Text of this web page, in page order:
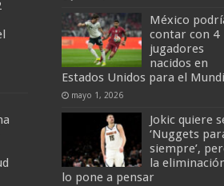
México
contar con 4
jugadores
nacidos en
Estados Unidos para el
mayo 1, 2026
Jokic quiere
‘Nuggets
siempre’,
la
lo pone a pensar